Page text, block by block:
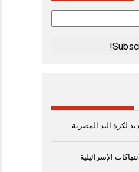
لكرة اليد المصرية
الإسرائيلية